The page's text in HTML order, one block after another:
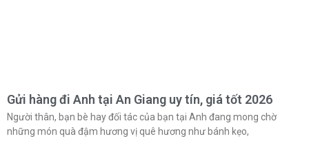
Gửi hàng đi Anh tại An Giang uy tín, giá tốt 2026
Người thân, bạn bè hay đối tác của bạn tại Anh đang mong chờ
những món quà đậm hương vị quê hương như bánh kẹo,